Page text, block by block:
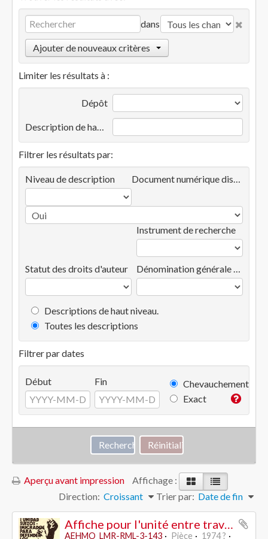
dans
Ajouter de nouveaux critères
Limiter les résultats à :
Dépôt
Description de haut niveau
Filtrer les résultats par:
Niveau de description Document numérique disponible
Instrument de recherche
Statut des droits d'auteur Dénomination générale des documents
Descriptions de haut niveau.
Toutes les descriptions
Filtrer par dates
Début Fin
Chevauchement
Exact
Aperçu avant impression
Affichage :
Trier par: Date de fin
Direction: Croissant
Affiche pour l'unité entre travailleurs suisses et immigrés - contreles xénophobes (Schwarzenbach?) - RML/LCR (espagnole)
AEHMO_LMR-RML-3-143 Pièce 1974 ?